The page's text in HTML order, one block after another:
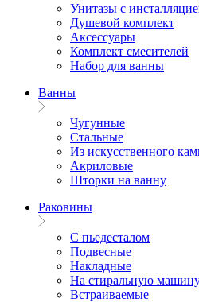
Унитазы с
Душевой комплект
Аксессуары
Комплект смесителей
Набор для ванны
Ванны
Чугунные
Стальные
Из искусственного
Акриловые
Шторки на ванну
Раковины
С пьедесталом
Подвесные
Накладные
На стиральную
Встраиваемые